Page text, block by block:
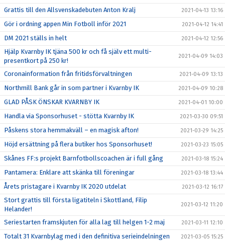
Grattis till den Allsvenskadebuten Anton Kralj 2021-04-13 13:16
Gör i ordning appen Min Fotboll inför 2021 2021-04-12 14:41
DM 2021 ställs in helt 2021-04-12 12:56
Hjälp Kvarnby IK tjäna 500 kr och få själv ett multi-
presentkort på 250 kr!
2021-04-09 14:03
Coronainformation från fritidsförvaltningen 2021-04-09 13:13
Northmill Bank går in som partner i Kvarnby IK 2021-04-09 10:28
GLAD PÅSK ÖNSKAR KVARNBY IK 2021-04-01 10:00
Handla via Sponsorhuset - stötta Kvarnby IK 2021-03-30 09:51
Påskens stora hemmakväll – en magisk afton! 2021-03-29 14:25
Höjd ersättning på flera butiker hos Sponsorhuset! 2021-03-23 15:05
Skånes FF:s projekt Barnfotbollscoachen är i full gång 2021-03-18 15:24
Pantamera: Enklare att skänka till föreningar 2021-03-18 13:44
Årets pristagare i Kvarnby IK 2020 utdelat 2021-03-12 16:17
Stort grattis till första ligatiteln i Skottland, Filip
Helander!
2021-03-12 11:20
Seriestarten framskjuten för alla lag till helgen 1-2 maj 2021-03-11 12:10
Totalt 31 Kvarnbylag med i den definitiva serieindelningen 2021-03-05 15:25